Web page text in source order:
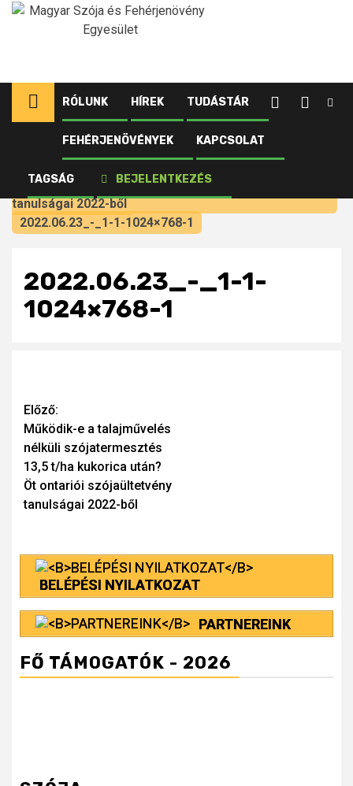
Ugrás
RÓLUNK HÍREK TUDÁSTÁR
FEHÉRJENÖVÉNYEK KAPCSOLAT
TAGSÁG BEJELENTKEZÉS
Kezdőlap
Szakmai cikkek
13,5 t/ha kukorica után? Öt ontariói szójaültetvény
tanulságai 2022-ből
2022.06.23_-_1-1-1024×768-1
2022.06.23_-_1-1-
1024×768-1
Continue
Reading
Előző:
Működik-e a talajművelés
nélküli szójatermesztés
13,5 t/ha kukorica után?
Öt ontariói szójaültetvény
tanulságai 2022-ből
BELÉPÉSI NYILATKOZAT
PARTNEREINK
FŐ TÁMOGATÓK - 2026